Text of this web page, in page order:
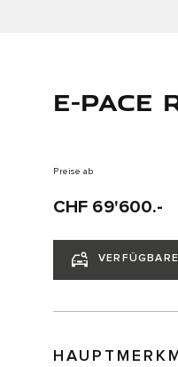
E-PACE
Preise ab
CHF 69'600.-